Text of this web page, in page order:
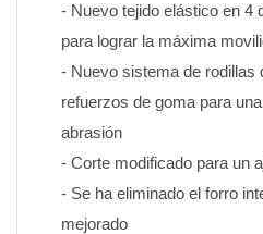
- Nuevo tejido elástico en 4
para lograr la máxima
- Nuevo sistema de rodillas
refuerzos de goma para
abrasión
- Corte modificado para un
- Se ha eliminado el forro
mejorado